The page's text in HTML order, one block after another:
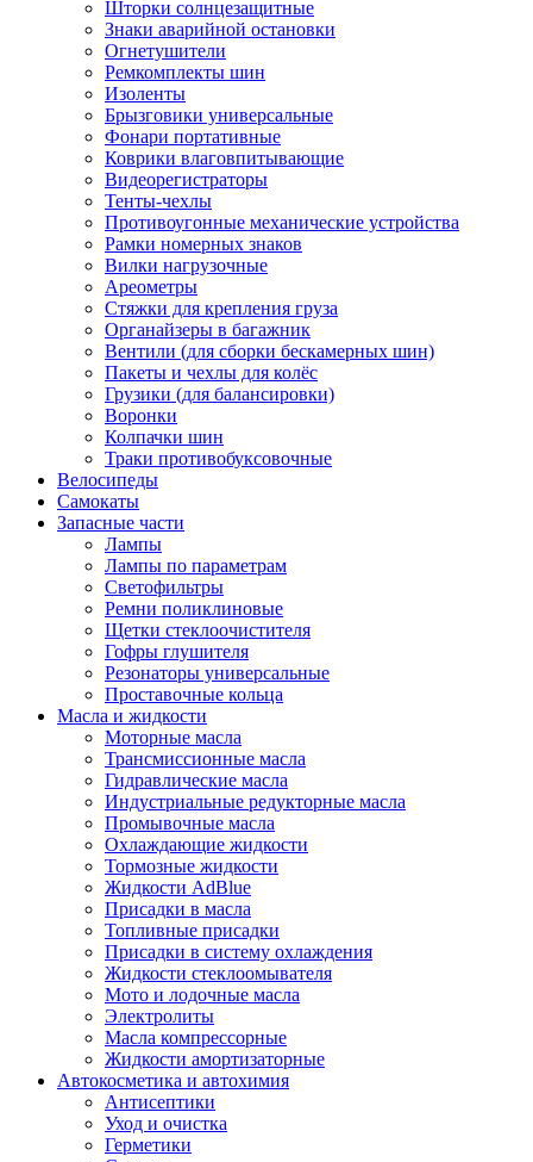
Шторки солнцезащитные
Знаки аварийной остановки
Огнетушители
Ремкомплекты шин
Изоленты
Брызговики универсальные
Фонари портативные
Коврики влаговпитывающие
Видеорегистраторы
Тенты-чехлы
Противоугонные механические устройства
Рамки номерных знаков
Вилки нагрузочные
Ареометры
Стяжки для крепления груза
Органайзеры в багажник
Вентили (для сборки бескамерных шин)
Пакеты и чехлы для колёс
Грузики (для балансировки)
Воронки
Колпачки шин
Траки противобуксовочные
Велосипеды
Самокаты
Запасные части
Лампы
Лампы по параметрам
Светофильтры
Ремни поликлиновые
Щетки стеклоочистителя
Гофры глушителя
Резонаторы универсальные
Проставочные кольца
Масла и жидкости
Моторные масла
Трансмиссионные масла
Гидравлические масла
Индустриальные редукторные масла
Промывочные масла
Охлаждающие жидкости
Тормозные жидкости
Жидкости AdBlue
Присадки в масла
Топливные присадки
Присадки в систему охлаждения
Жидкости стеклоомывателя
Мото и лодочные масла
Электролиты
Масла компрессорные
Жидкости амортизаторные
Автокосметика и автохимия
Антисептики
Уход и очистка
Герметики